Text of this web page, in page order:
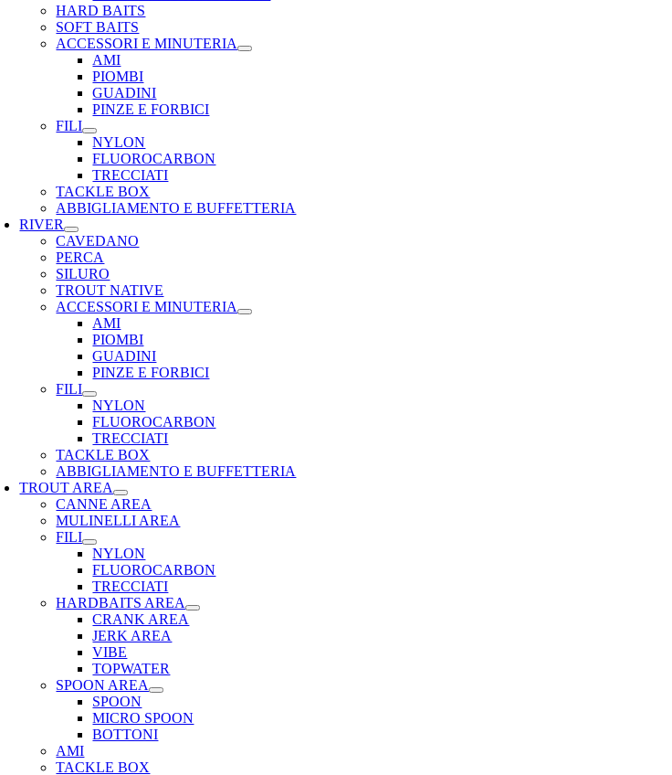
HARD BAITS
SOFT BAITS
ACCESSORI E MINUTERIA
AMI
PIOMBI
GUADINI
PINZE E FORBICI
FILI
NYLON
FLUOROCARBON
TRECCIATI
TACKLE BOX
ABBIGLIAMENTO E BUFFETTERIA
RIVER
CAVEDANO
PERCA
SILURO
TROUT NATIVE
ACCESSORI E MINUTERIA
AMI
PIOMBI
GUADINI
PINZE E FORBICI
FILI
NYLON
FLUOROCARBON
TRECCIATI
TACKLE BOX
ABBIGLIAMENTO E BUFFETTERIA
TROUT AREA
CANNE AREA
MULINELLI AREA
FILI
NYLON
FLUOROCARBON
TRECCIATI
HARDBAITS AREA
CRANK AREA
JERK AREA
VIBE
TOPWATER
SPOON AREA
SPOON
MICRO SPOON
BOTTONI
AMI
TACKLE BOX